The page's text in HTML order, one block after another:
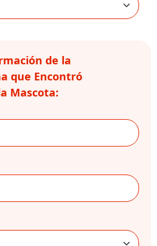
de la
que Encontró
Mascota: